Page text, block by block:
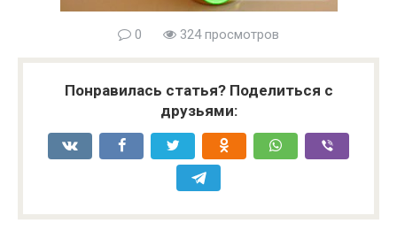
0 324 просмотров
Понравилась статья? Поделиться с
друзьями: